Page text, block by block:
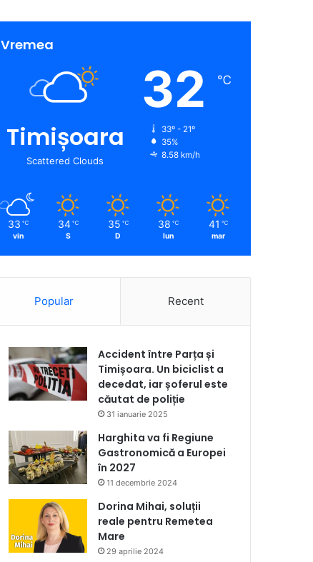
Vremea
Timișoara
Scattered Clouds
32 ℃
33º - 21º
35%
8.58 km/h
33 ℃
vin
34 ℃
S
35 ℃
D
38 ℃
lun
41 ℃
mar
Popular Recent
Accident între Parța și
Timișoara. Un biciclist a
decedat, iar șoferul este
căutat de poliție
31 ianuarie 2025
Harghita va fi Regiune
Gastronomică a Europei
în 2027
11 decembrie 2024
Dorina Mihai, soluții
reale pentru Remetea
Mare
29 aprilie 2024